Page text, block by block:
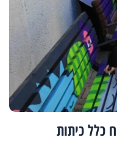
כלל כיתות